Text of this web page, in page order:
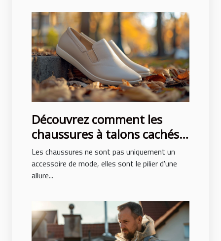
Découvrez comment les
chaussures à talons cachés
peuvent transformer votre
posture et style
Les chaussures ne sont pas uniquement un
accessoire de mode, elles sont le pilier d'une
allure...